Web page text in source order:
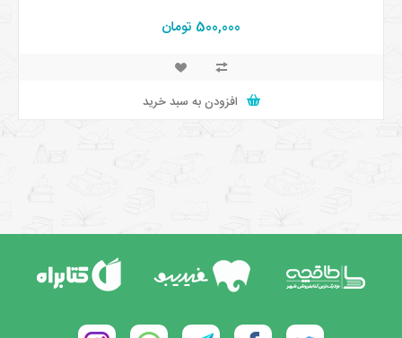
500,000 تومان
افزودن به سبد خرید